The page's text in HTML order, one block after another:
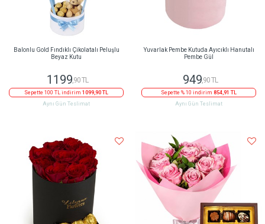
Balonlu Gold Fındıklı Çikolatalı Peluşlu
Beyaz Kutu
1199,90 TL
Sepette 100 TL indirim 1099,90 TL
Aynı Gün Teslimat
Yuvarlak Pembe Kutuda Ayıcıklı Hanutalı
Pembe Gül
949,90 TL
Sepette % 10 indirim 854,91 TL
Aynı Gün Teslimat